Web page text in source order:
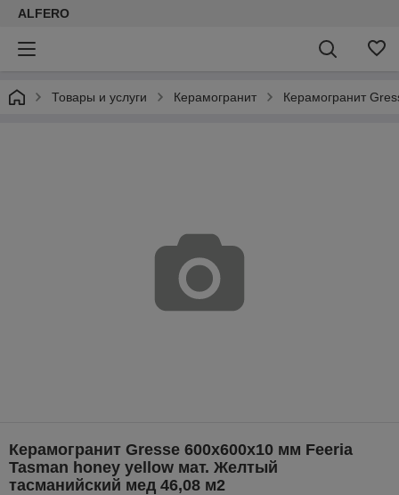
ALFERO
Товары и услуги Керамогранит Керамогранит
Керамогранит Gresse 600х600х10 мм Feeria
Tasman honey yellow мат. Желтый
тасманийский мед 46,08 м2